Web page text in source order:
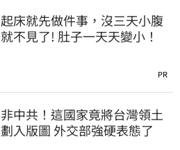
起床就先做件事，沒三天小腹
就不見了! 肚子一天天變小！
PR
非中共！這國家竟將台灣領土
劃入版圖 外交部強硬表態了